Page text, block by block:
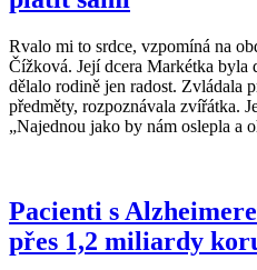
Rvalo mi to srdce, vzpomíná na
Čížková. Její dcera Markétka byla
dělalo rodině jen radost. Zvládala
předměty, rozpoznávala zvířátka.
„Najednou jako by nám oslepla a
Pacienti s
přes 1,2 miliardy